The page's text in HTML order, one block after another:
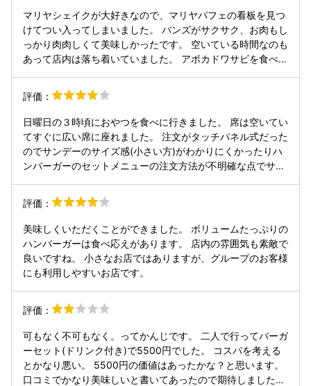
マリヤシェイクが大好きなので、マリヤパフェの看板を見つ
けてつい入ってしまいました。 バンズがサクサク、お肉もし
っかり肉肉しくて美味しかったです。 空いている時間なのも
あって店内は落ち着いていました。 アボカドワサビを食べた
いただきました。 お値段に対して少し小さめ、サイドのポテ
トもないので少し割高ですが、石垣牛のパテなので妥当なの
かなと。 ぜひマリヤパフェも食べてみてください！ 本当に
美味しいです！！ハマってしまいました。
評価：
日曜日の３時頃におやつを食べに行きました。 席は空いてい
てすぐに広い席に座れました。 注文がタッチパネル式だった
のでサンデーのサイズ感(小さい方)がわかりにくかったりハ
ンバーガーのセットメニューの注文方法が不明確な点でサー
ズ確認をしてくれたのは親切で良かったです。
評価：
美味しくいただくことができました。 ボリュームたっぷりの
ハンバーガーは食べ応えがあります。 店内の雰囲気も素敵で
良いですね。 小さなお店ではありますが、グループのお客様
にも利用しやすいお店です。
評価：
可もなく不可もなく。ってかんじです。 二人で行ってバーガ
ーセット(ドリンク付き)で5500円でした。 コスパを考える
とかなり悪い。 5500円の価値はあったかな？と思います。
口コミでかなり美味しいと書いてあったので期待しました